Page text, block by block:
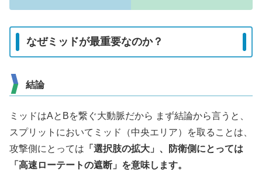
なぜミッドが最重要なのか？
結論
ミッドはAとBを繋ぐ大動脈だから まず結論から言うと、
スプリットにおいてミッド（中央エリア）を取ることは、
攻撃側にとっては 「選択肢の拡大」、防衛側にとっては
「高速ローテートの遮断」を意味します。